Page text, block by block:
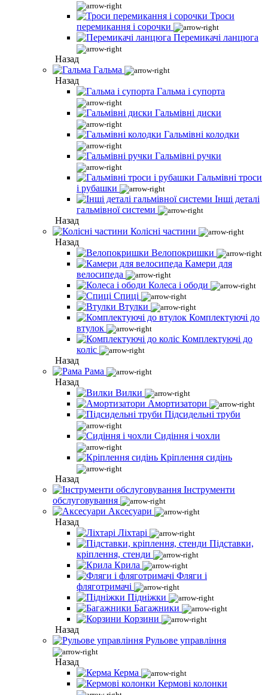
Троси
перемикання і сорочки
Перемикачі ланцюга
Назад
Гальма
Назад
Гальма і супорта
Гальмівні диски
Гальмівні колодки
Гальмівні ручки
Гальмівні троси
і рубашки
Інші деталі
гальмівної системи
Назад
Колісні частини
Назад
Велопокришки
Камери для
велосипеда
Колеса і ободи
Спиці
Втулки
Комплектуючі до
втулок
Комплектуючі до
коліс
Назад
Рама
Назад
Вилки
Амортизатори
Підсидельні труби
Сидіння і чохли
Кріплення сидінь
Назад
Інструменти
обслуговування
Аксесуари
Назад
Ліхтарі
Підставки,
кріплення, стенди
Крила
Фляги і
фляготримачі
Підніжки
Багажники
Корзини
Назад
Рульове управління
Назад
Керма
Кермові колонки